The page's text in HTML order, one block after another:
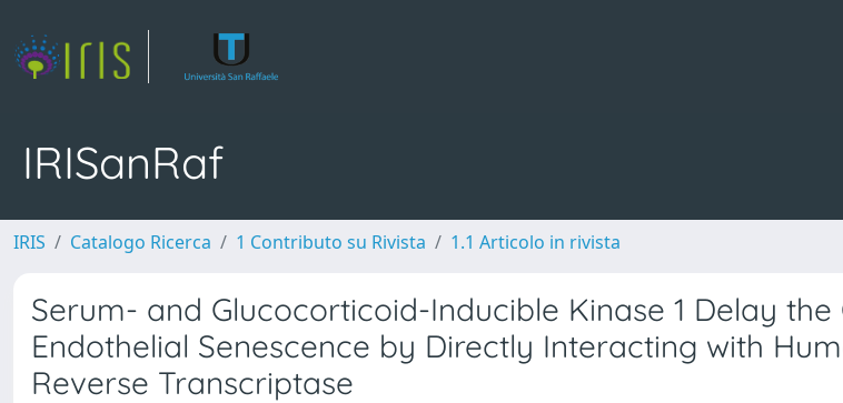
IRISanRaf
IRIS Catalogo Ricerca 1 Contributo su Rivista 1.1 Articolo in rivista
Serum- and Glucocorticoid-Inducible Kinase 1 Delay the
Endothelial Senescence by Directly Interacting with
Reverse Transcriptase